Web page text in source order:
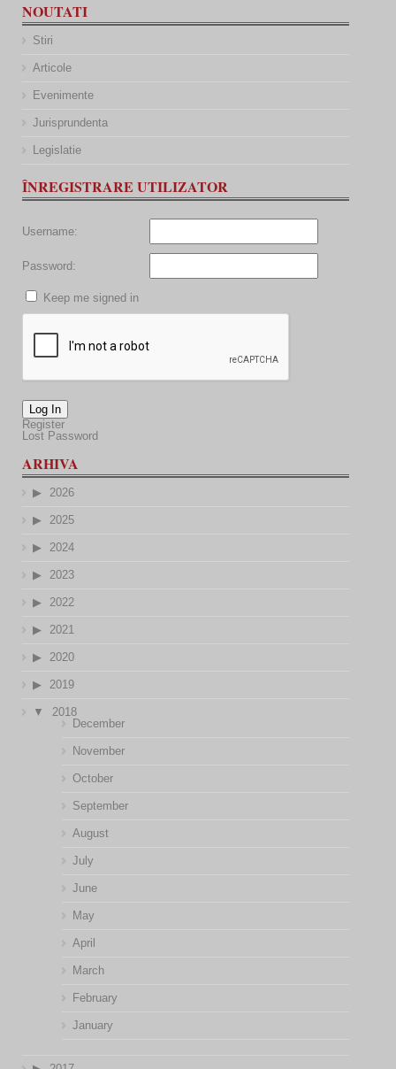
NOUTATI
Stiri
Articole
Evenimente
Jurisprundenta
Legislatie
ÎNREGISTRARE UTILIZATOR
Username:
Password:
Keep me signed in
Log In
Register
Lost Password
ARHIVA
2026
2025
2024
2023
2022
2021
2020
2019
2018
December
November
October
September
August
July
June
May
April
March
February
January